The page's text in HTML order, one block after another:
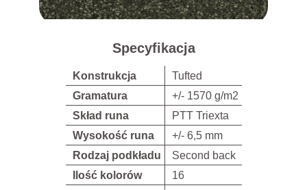
Specyfikacja
Konstrukcja
Tufted
Gramatura
+/- 1570 g/m2
Skład runa
PTT Triexta
Wysokość runa
+/- 6,5 mm
Rodzaj podkładu
Second back
Ilość kolorów
16